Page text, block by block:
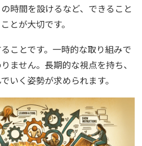
時間を設けるなど、できること
とが大切です。
ことです。一時的な取り組みで
ません。長期的な視点を持ち、
いく姿勢が求められます。